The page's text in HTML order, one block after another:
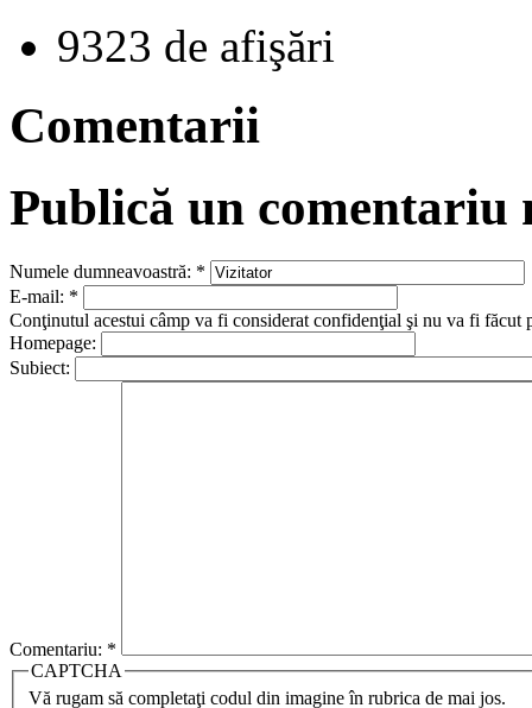
9323 de afişări
Comentarii
Publică un comentariu
Numele dumneavoastră: *
E-mail: *
Conţinutul acestui câmp va fi considerat confidenţial şi nu va fi făcut
Homepage:
Subiect:
Comentariu: *
CAPTCHA
Vă rugam să completaţi codul din imagine în rubrica de mai jos.